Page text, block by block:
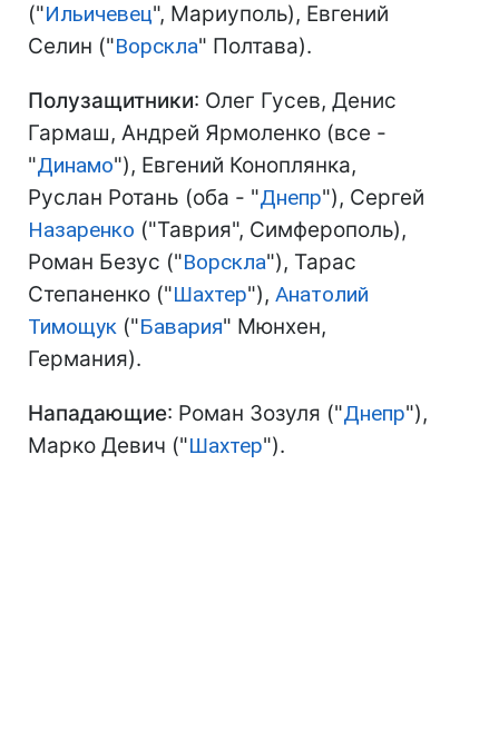
("Ильичевец", Мариуполь), Евгений
Селин ("Ворскла" Полтава).
Полузащитники: Олег Гусев, Денис
Гармаш, Андрей Ярмоленко (все -
"Динамо"), Евгений Коноплянка,
Руслан Ротань (оба - "Днепр"), Сергей
Назаренко ("Таврия", Симферополь),
Роман Безус ("Ворскла"), Тарас
Степаненко ("Шахтер"), Анатолий
Тимощук ("Бавария" Мюнхен,
Германия).
Нападающие: Роман Зозуля ("Днепр"),
Марко Девич ("Шахтер").